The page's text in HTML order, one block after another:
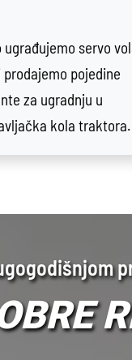
ugrađujemo servo
pojedine
za ugradnju u
kola traktora.